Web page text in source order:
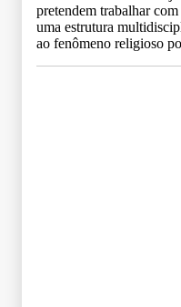
pretendem trabalhar
uma estrutura
ao fenômeno religioso